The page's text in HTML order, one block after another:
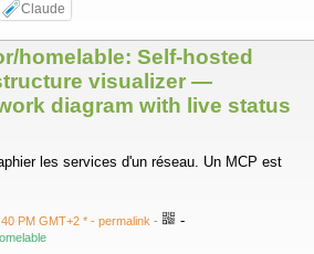
Claude
homelable: Self-hosted
visualizer —
diagram with live status
les services d'un réseau. Un MCP est
PM GMT+2 * - permalink - -